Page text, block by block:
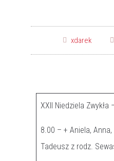
xdarek
XXII Niedziela Zwykła
8.00 – + Aniela, Anna,
Tadeusz z rodz.